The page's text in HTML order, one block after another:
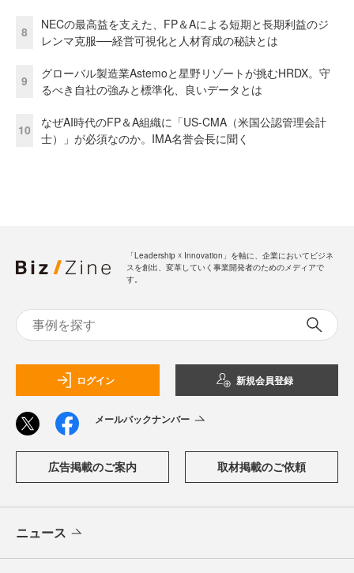
8
NECの最高益を支えた、FP＆Aによる短期と長期利益のジ
レンマ克服──経営可視化と人材育成の秘訣とは
9
グローバル製造業Astemoと星野リゾートが挑むHRDX。守
るべき自社の強みと標準化、良いデータとは
10
なぜAI時代のFP＆A組織に「US-CMA（米国公認管理会計
士）」が必須なのか。IMA名誉会長に聞く
「Leadership ☓ Innovation」を軸に、企業においてビジネ
スを創出、変革していく事業開発者のためのメディアで
す。
ログイン 新規会員登録
メールバックナンバー
広告掲載のご案内 取材掲載のご依頼
ニュース